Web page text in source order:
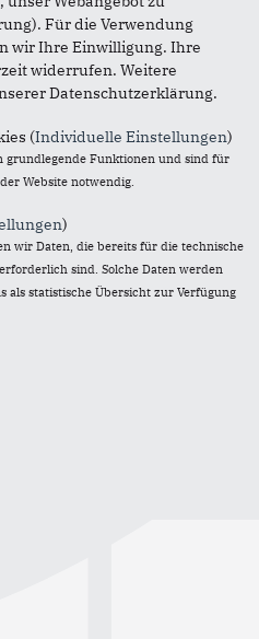
Für die Verwendung
wir Ihre Einwilligung. Ihre
widerrufen. Weitere
Datenschutzerklärung.
(Individuelle Einstellungen)
grundlegende Funktionen und sind für
Website notwendig.
)
wir Daten, die bereits für die technische
sind. Solche Daten werden
als statistische Übersicht zur Verfügung